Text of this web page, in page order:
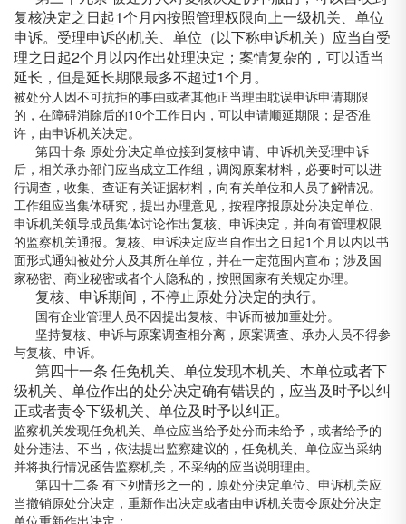
复核决定之日起1个月内按照管理权限向上一级机关、单位
申诉。受理申诉的机关、单位（以下称申诉机关）应当自受
理之日起2个月以内作出处理决定；案情复杂的，可以适当
延长，但是延长期限最多不超过1个月。
被处分人因不可抗拒的事由或者其他正当理由耽误申诉申请期限
的，在障碍消除后的10个工作日内，可以申请顺延期限；是否准
许，由申诉机关决定。
第四十条 原处分决定单位接到复核申请、申诉机关受理申诉
后，相关承办部门应当成立工作组，调阅原案材料，必要时可以进
行调查，收集、查证有关证据材料，向有关单位和人员了解情况。
工作组应当集体研究，提出办理意见，按程序报原处分决定单位、
申诉机关领导成员集体讨论作出复核、申诉决定，并向有管理权限
的监察机关通报。复核、申诉决定应当自作出之日起1个月以内以书
面形式通知被处分人及其所在单位，并在一定范围内宣布；涉及国
家秘密、商业秘密或者个人隐私的，按照国家有关规定办理。
复核、申诉期间，不停止原处分决定的执行。
国有企业管理人员不因提出复核、申诉而被加重处分。
坚持复核、申诉与原案调查相分离，原案调查、承办人员不得参
与复核、申诉。
第四十一条 任免机关、单位发现本机关、本单位或者下
级机关、单位作出的处分决定确有错误的，应当及时予以纠
正或者责令下级机关、单位及时予以纠正。
监察机关发现任免机关、单位应当给予处分而未给予，或者给予的
处分违法、不当，依法提出监察建议的，任免机关、单位应当采纳
并将执行情况函告监察机关，不采纳的应当说明理由。
第四十二条 有下列情形之一的，原处分决定单位、申诉机关应
当撤销原处分决定，重新作出决定或者由申诉机关责令原处分决定